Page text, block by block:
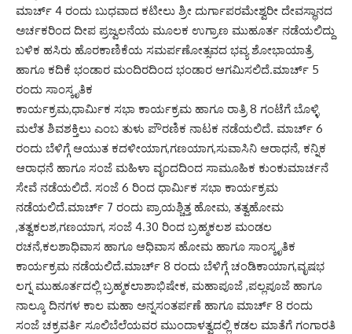
ಮಾರ್ಚ್ 4 ರಂದು ಬುಧವಾದ ಕಟೀಲು ಶ್ರೀ ದುರ್ಗಾಪರಮೇಶ್ವರೀ ದೇವಸ್ಥಾನದ
ಅರ್ಚಕರಿಂದ ದೀಪ ಪ್ರಜ್ವಲನೆಯ ಮೂಲಕ ಉಗ್ರಾಣ ಮುಹೂರ್ತ ನಡೆಯಲಿದ್ದು
ಬಳಿಕ ಹಸಿರು ಹೊರಕಾಣಿಕೆಯ ಸಮರ್ಪಣೋತ್ಸವದ ಭವ್ಯ ಶೋಭಾಯಾತ್ರೆ
ಹಾಗೂ ಕದಿಕೆ ಭಂಡಾರ ಮಂದಿರದಿಂದ ಭಂಡಾರ ಆಗಮಿಸಲಿದೆ.ಮಾರ್ಚ್ 5
ರಂದು ಸಾಂಸ್ಕೃತಿಕ
ಕಾರ್ಯಕ್ರಮ,ಧಾರ್ಮಿಕ ಸಭಾ ಕಾರ್ಯಕ್ರಮ ಹಾಗೂ ರಾತ್ರಿ 8 ಗಂಟೆಗೆ ಬೊಳ್ಳಿ
ಮಲೆತ ಶಿವಶಕ್ತಿಲು ಎಂಬ ತುಳು ಪೌರಣಿಕ ನಾಟಕ ನಡೆಯಲಿದೆ. ಮಾರ್ಚ್ 6
ರಂದು ಬೆಳಿಗ್ಗೆ ಆಯುತ ಕದಳೀಯಾಗ,ಗಣಯಾಗ,ಸುವಾಸಿನಿ ಆರಾಧನೆ, ಕನ್ನಿಕ
ಆರಾಧನೆ ಹಾಗೂ ಸಂಜೆ ಮಹಿಳಾ ವೃಂದದಿಂದ ಸಾಮೂಹಿಕ ಕುಂಕುಮಾರ್ಚನೆ
ಸೇವೆ ನಡೆಯಲಿದೆ. ಸಂಜೆ 6 ರಿಂದ ಧಾರ್ಮಿಕ ಸಭಾ ಕಾರ್ಯಕ್ರಮ
ನಡೆಯಲಿದೆ.ಮಾರ್ಚ್ 7 ರಂದು ಪ್ರಾಯಶ್ಚಿತ್ತ ಹೋಮ, ತತ್ವಹೋಮ
,ತತ್ವಕಲಶ,ಗಣಯಾಗ, ಸಂಜೆ 4.30 ರಿಂದ ಬ್ರಹ್ಮಕಲಶ ಮಂಡಲ
ರಚನೆ,ಕಲಶಾಧಿವಾಸ ಹಾಗೂ ಆಧಿವಾಸ ಹೋಮ ಹಾಗೂ ಸಾಂಸ್ಕೃತಿಕ
ಕಾರ್ಯಕ್ರಮ ನಡೆಯಲಿದೆ.ಮಾರ್ಚ್ 8 ರಂದು ಬೆಳಿಗ್ಗೆ ಚಂಡಿಕಾಯಾಗ,ವೃಷಭ
ಲಗ್ನ ಮುಹೂರ್ತದಲ್ಲಿ ಬ್ರಹ್ಮಕಲಾಶಾಭಿಷೇಕ, ಮಹಾಪೂಜೆ ,ಪಲ್ಲಪೂಜೆ ಹಾಗೂ
ನಾಲ್ಕೂ ದಿನಗಳ ಕಾಲ ಮಹಾ ಅನ್ನಸಂತರ್ಪಣೆ ಹಾಗೂ ಮಾರ್ಚ್ 8 ರಂದು
ಸಂಜೆ ಚಕ್ರವರ್ತಿ ಸೂಲಿಬೆಲೆಯವರ ಮುಂದಾಳತ್ವದಲ್ಲಿ ಕಡಲ ಮಾತೆಗೆ ಗಂಗಾರತಿ